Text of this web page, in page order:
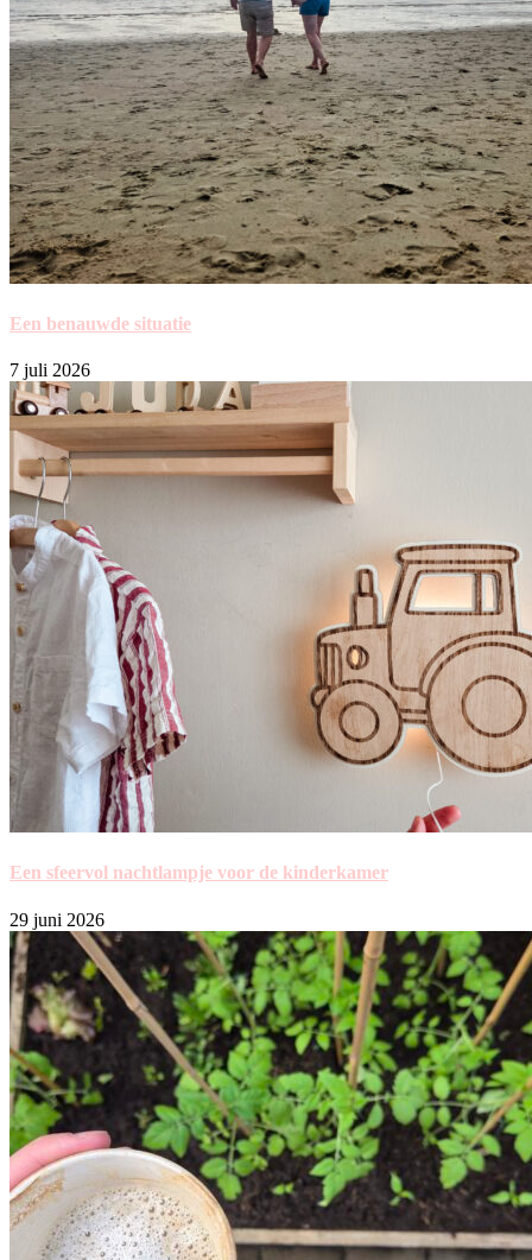
Een benauwde situatie
7 juli 2026
Een sfeervol nachtlampje voor de kinderkamer
29 juni 2026